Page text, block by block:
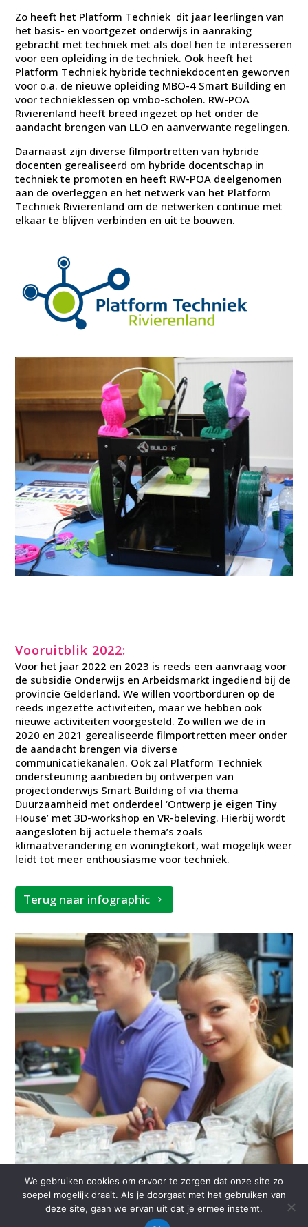
Zo heeft het Platform Techniek dit jaar leerlingen van
het basis- en voortgezet onderwijs in aanraking
gebracht met techniek met als doel hen te interesseren
voor een opleiding in de techniek. Ook heeft het
Platform Techniek hybride techniekdocenten geworven
voor o.a. de nieuwe opleiding MBO-4 Smart Building en
voor technieklessen op vmbo-scholen. RW-POA
Rivierenland heeft breed ingezet op het onder de
aandacht brengen van LLO en aanverwante regelingen.
Daarnaast zijn diverse filmportretten van hybride
docenten gerealiseerd om hybride docentschap in
techniek te promoten en heeft RW-POA deelgenomen
aan de overleggen en het netwerk van het Platform
Techniek Rivierenland om de netwerken continue met
elkaar te blijven verbinden en uit te bouwen.
Vooruitblik 2022:
Voor het jaar 2022 en 2023 is reeds een aanvraag voor
de subsidie Onderwijs en Arbeidsmarkt ingediend bij de
provincie Gelderland. We willen voortborduren op de
reeds ingezette activiteiten, maar we hebben ook
nieuwe activiteiten voorgesteld. Zo willen we de in
2020 en 2021 gerealiseerde filmportretten meer onder
de aandacht brengen via diverse
communicatiekanalen. Ook zal Platform Techniek
ondersteuning aanbieden bij ontwerpen van
projectonderwijs Smart Building of via thema
Duurzaamheid met onderdeel ‘Ontwerp je eigen Tiny
House’ met 3D-workshop en VR-beleving. Hierbij wordt
aangesloten bij actuele thema’s zoals
klimaatverandering en woningtekort, wat mogelijk weer
leidt tot meer enthousiasme voor techniek.
Terug naar infographic
We gebruiken cookies om ervoor te zorgen dat onze site zo
soepel mogelijk draait. Als je doorgaat met het gebruiken van
deze site, gaan we ervan uit dat je ermee instemt.